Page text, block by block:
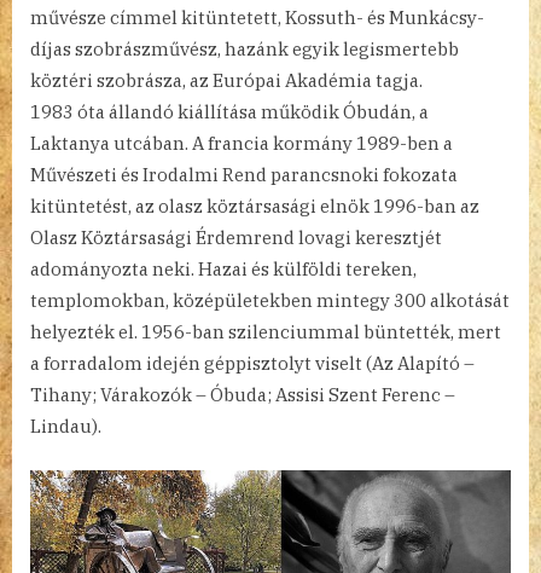
művésze címmel kitüntetett, Kossuth- és Munkácsy-
díjas szobrászművész, hazánk egyik legismertebb
köztéri szobrásza, az Európai Akadémia tagja.
1983 óta állandó kiállítása működik Óbudán, a
Laktanya utcában. A francia kormány 1989-ben a
Művészeti és Irodalmi Rend parancsnoki fokozata
kitüntetést, az olasz köztársasági elnök 1996-ban az
Olasz Köztársasági Érdemrend lovagi keresztjét
adományozta neki. Hazai és külföldi tereken,
templomokban, középületekben mintegy 300 alkotását
helyezték el. 1956-ban szilenciummal büntették, mert
a forradalom idején géppisztolyt viselt (Az Alapító –
Tihany; Várakozók – Óbuda; Assisi Szent Ferenc –
Lindau).